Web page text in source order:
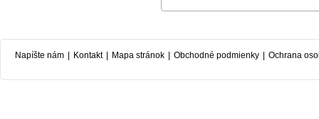
Napíšte nám | Kontakt | Mapa stránok | Obchodné podmienky | Ochrana